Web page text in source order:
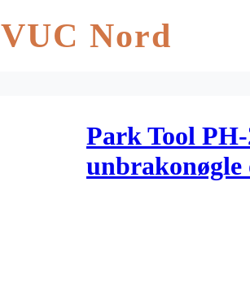
VUC Nord
Park Tool
unbrakonøgle